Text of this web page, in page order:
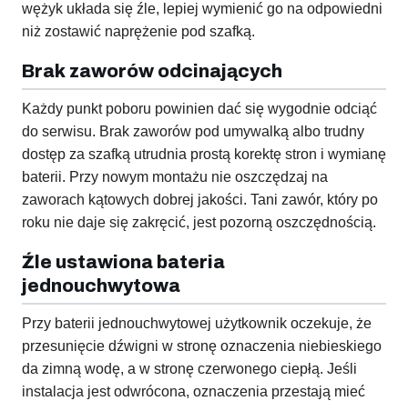
wężyk układa się źle, lepiej wymienić go na odpowiedni
niż zostawić naprężenie pod szafką.
Brak zaworów odcinających
Każdy punkt poboru powinien dać się wygodnie odciąć
do serwisu. Brak zaworów pod umywalką albo trudny
dostęp za szafką utrudnia prostą korektę stron i wymianę
baterii. Przy nowym montażu nie oszczędzaj na
zaworach kątowych dobrej jakości. Tani zawór, który po
roku nie daje się zakręcić, jest pozorną oszczędnością.
Źle ustawiona bateria
jednouchwytowa
Przy baterii jednouchwytowej użytkownik oczekuje, że
przesunięcie dźwigni w stronę oznaczenia niebieskiego
da zimną wodę, a w stronę czerwonego ciepłą. Jeśli
instalacja jest odwrócona, oznaczenia przestają mieć